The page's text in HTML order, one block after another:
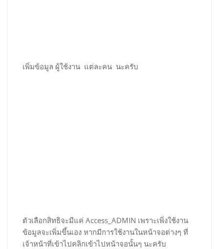
เพิ่มข้อมูล ผู้ใช้งาน แต่ละคน นะครับ
ตัวเลือกสิทธิจะมีแค่ Access_ADMIN เพราะเพิ่งใช้งาน
ข้อมูลจะเพิ่มขึ้นเอง หากมีการใช้งานในหน้าจอต่างๆ ที่
เจ้าหน้าที่เข้าไปคลิกเข้าไปหน้าจอนั้นๆ นะครับ